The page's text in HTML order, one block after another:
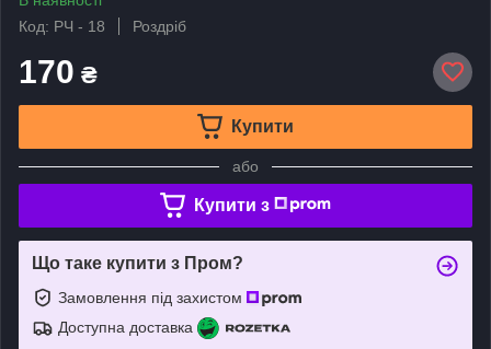
Код: РЧ - 18
Роздріб
170 ₴
Купити
або
Купити з
Що таке купити з Пром?
Замовлення під захистом
Доступна доставка